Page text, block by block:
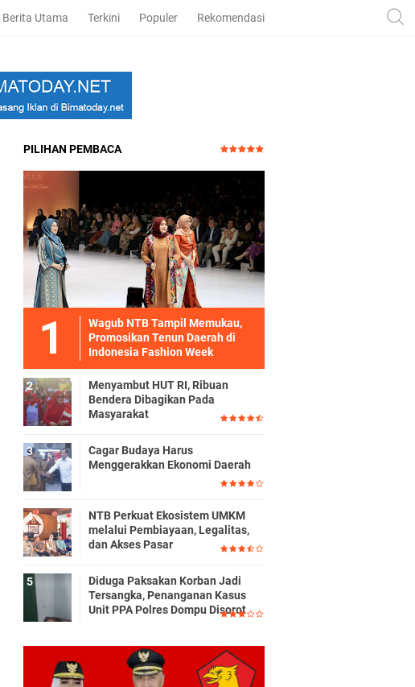
Berita Utama Terkini Populer Rekomendasi
PILIHAN PEMBACA
Wagub NTB Tampil Memukau,
Promosikan Tenun Daerah di
Indonesia Fashion Week
Menyambut HUT RI, Ribuan
Bendera Dibagikan Pada
Masyarakat
Cagar Budaya Harus
Menggerakkan Ekonomi Daerah
NTB Perkuat Ekosistem UMKM
melalui Pembiayaan, Legalitas,
dan Akses Pasar
Diduga Paksakan Korban Jadi
Tersangka, Penanganan Kasus
Unit PPA Polres Dompu Disorot